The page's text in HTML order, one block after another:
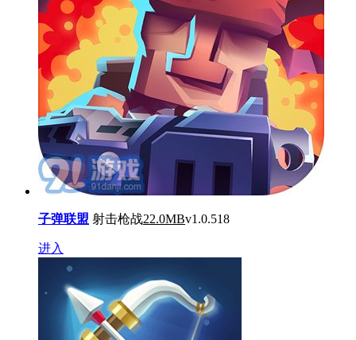
子弹联盟 射击枪战22.0MBv1.0.518
进入